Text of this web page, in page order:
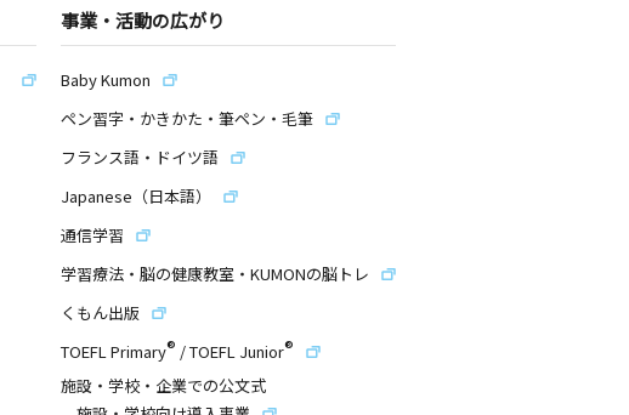
事業・活動の広がり
Baby Kumon
ペン習字・かきかた・筆ペン・毛筆
フランス語・ドイツ語
Japanese（日本語）
通信学習
学習療法・脳の健康教室・KUMONの脳トレ
くもん出版
TOEFL Primary® /TOEFL Junior®
施設・学校・企業での公文式